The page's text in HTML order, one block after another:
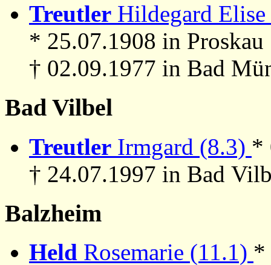
Treutler Hildegard
* 25.07.1908 in Proskau
† 02.09.1977 in Bad
Bad Vilbel
Treutler Irmgard (8.3) *
† 24.07.1997 in Bad
Balzheim
Held Rosemarie (11.1) *